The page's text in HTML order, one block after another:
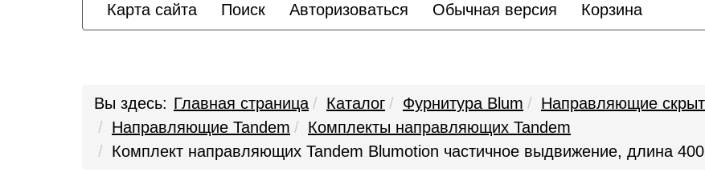
Карта сайта Поиск Авторизоваться Обычная версия Корзина
Вы здесь: Главная страница Каталог Фурнитура Blum
Направляющие
Направляющие Tandem
Комплекты направляющих Tandem
Комплект направляющих Tandem Blumotion частичное выдвижение, длина 400